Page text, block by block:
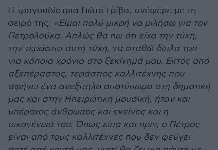
Η τραγουδίστρια Γιώτα Γρίβα, ανέφερε με τη
σειρά της: «Είμαι πολύ μικρή να μιλήσω για τον
Πετρολούκα. Απλώς θα πω ότι είχα την τύχη,
την τεράστια αυτή τύχη, να σταθώ δίπλα του
για κάποια χρόνια στο ξεκίνημά μου. Εκτός από
αξεπέραστος, τεράστιος καλλιτέχνης που
αφήνει ένα ανεξίτηλο αποτύπωμα στη δημοτική
μας και στην Ηπειρώτικη μουσική, ήταν και
υπέροχος άνθρωπος και εκείνος και η
οικογένειά του. Όπως είπα και πριν, ο Πέτρος
είναι από τους καλλιτέχνες που δεν φεύγει